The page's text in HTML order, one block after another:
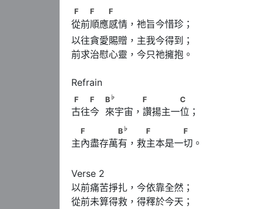
F　　F　　F
F F F
從前順應感情，祂旨今惜珍；
以往貪愛賜贈，主我今得到；
前求治慰心靈，今只祂擁抱。
F　　F　            B
F　　　　C
F F B ♭ F C
古往今  來宇宙，讚揚主一位；
F　　　　B
F　　　　F
F B ♭ F F
主內盡存萬有，救主本是一切。
Verse 2
以前痛苦掙扎，今依靠全然；
從前未算得救，得釋於今天；